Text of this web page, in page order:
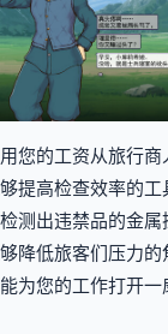
您的工资从旅行商
提高检查效率的工
测出违禁品的金属
降低旅客们压力的
为您的工作打开一